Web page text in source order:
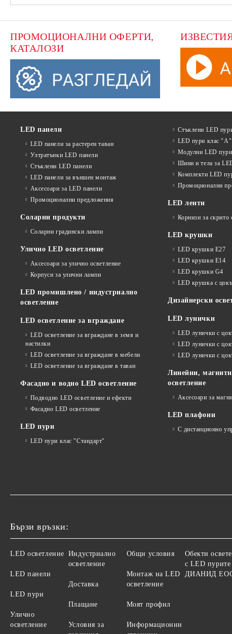
ПРОМОЦИОНАЛНИ ОФЕРТИ,
КАТАЛОЗИ
LED панели
LED панели за растерен таван
Ултратънки LED панели
Стъклени LED панели
LED панели за външен монтаж
Аксесоари за LED панели
Промоционални предложения
Соларни продукти
Соларни градински лампи
Улично LED осветление
Аксесоари за улично осветление
Корпуси за улични лампи
LED промишлено / индустриално
осветление
LED осветление за вграждане
LED осветление за вграждане в земя и
настилки
LED осветление за вграждане в мебели
LED осветление за вграждане в таван
Фасадно и водно LED осветление
Подводно LED осветление и ефекти
Фасадно LED осветление
LED пури
LED пури клас "Стандарт"
Стъклени LED
LED пури клас "А"
Модулни LED
Шини и тела за
Комплекти LED
Промоционални
LED ленти
Корнизи за скрито
LED крушки
LED крушки E27
LED крушки E14
LED крушки G4
LED крушка с
Дизайнерски
LED лунички
LED лунички с
LED лунички с
LED лунички с
Линейни,
осветление
Аксесоари за
LED плафони
С дистанционно
Бързи връзки:
LED осветление
LED панели
LED пури
Улично
осветление
Индустриално
осветление
Доставка
Плащане
Условия за
Общи условия
Монтаж на LED
осветление
Моят профил
Информационни
Обекти
с LED пурите
ДИАНИД